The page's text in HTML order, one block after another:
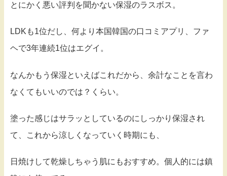
とにかく悪い評判を聞かない保湿のラスボス。
LDKも1位だし、何より本国韓国の口コミアプリ、ファ
ヘで3年連続1位はエグイ。
なんかもう保湿といえばこれだから、余計なことを言わ
なくてもいいのでは？くらい。
塗った感じはサラッとしているのにしっかり保湿され
て、これから涼しくなっていく時期にも、
日焼けして乾燥しちゃう肌にもおすすめ。個人的には鎮